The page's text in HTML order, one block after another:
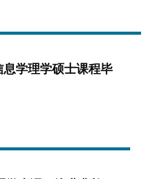
学理学硕士课程毕